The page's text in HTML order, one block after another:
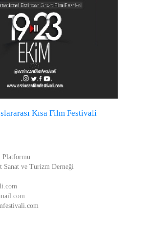
Kısa Film Festivali
Platformu
Sanat ve Turizm Derneği